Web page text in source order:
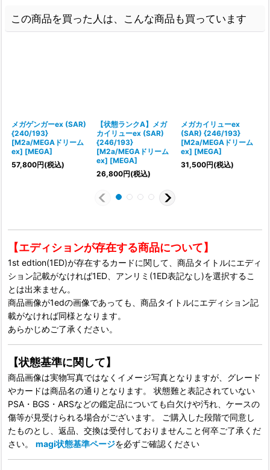
この商品を買った人は、こんな商品も買っています
メガゲンガーex (SAR)
{240/193}
[M2a/MEGAドリーム
ex] [MEGA]
57,800円(税込)
【状態ランクA】メガ
カイリューex (SAR)
{246/193}
[M2a/MEGAドリーム
ex] [MEGA]
26,800円(税込)
メガカイリューex
(SAR) {246/193}
[M2a/MEGAドリーム
ex] [MEGA]
31,500円(税込)
【エディションが存在する商品について】
1st edtion(1ED)が存在するカードに関して、商品タイトルにエディ
ション記載がなければ1ED、アンリミ(1ED表記なし)を選択するこ
とは出来ません。
商品画像が1edの画像であっても、商品タイトルにエディション記
載がなければ同様となります。
あらかじめご了承ください。
【状態基準に関して】
商品画像は実物写真ではなくイメージ写真となりますが、グレード
やカードは商品名の通りとなります。 状態難と表記されていない
PSA・BGS・ARSなどの鑑定品についても白欠けや汚れ、ケースの
傷等が見受けられる場合がございます。 ご購入した段階で同意し
たものとし、返品、交換は受付しておりませんこと何卒ご了承くだ
さい。 magi状態基準ページを必ずご確認ください